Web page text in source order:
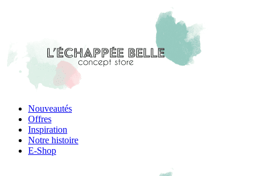
Nouveautés
Offres
Inspiration
Notre histoire
E-Shop